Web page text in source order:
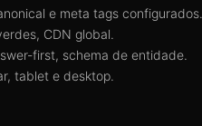
e meta tags configurados.
CDN global.
first, schema de entidade.
tablet e desktop.